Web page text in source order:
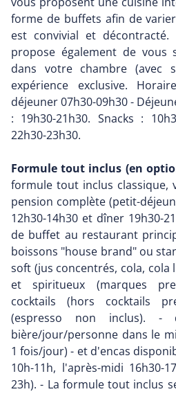
forme de buffets afin de
est convivial et décontracté.
propose également de vous
dans votre chambre (avec
expérience exclusive.
déjeuner 07h30-09h30 -
: 19h30-21h30. Snacks :
22h30-23h30.
Formule tout inclus (en
formule tout inclus classique,
pension complète (petit-
12h30-14h30 et dîner 19h30-
de buffet au restaurant
boissons "house brand" ou
soft (jus concentrés, cola, cola
et spiritueux (marques
cocktails (hors cocktails
(espresso non inclus).
bière/jour/personne dans le
1 fois/jour) - et d'encas
10h-11h, l'après-midi 16h30-
23h). - La formule tout inclus